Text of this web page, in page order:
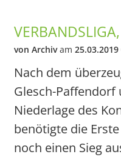
von Archivam
Nach dem
Glesch-
Niederlage des
benötigte die
noch einen Sieg